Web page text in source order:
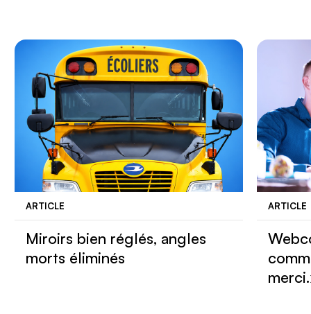
ARTICLE
Miroirs bien réglés, angles
morts éliminés
ARTICLE